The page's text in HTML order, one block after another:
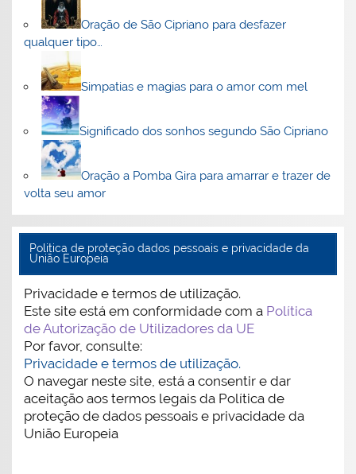
Oração de São Cipriano para desfazer
qualquer tipo…
Simpatias e magias para o amor com mel
Significado dos sonhos segundo São Cipriano
Oração a Pomba Gira para amarrar e trazer de
volta seu amor
Politica de proteção dados pessoais e privacidade da
União Europeia
Privacidade e termos de utilização.
Este site está em conformidade com a Política
de Autorização de Utilizadores da UE
Por favor, consulte:
Privacidade e termos de utilização.
O navegar neste site, está a consentir e dar
aceitação aos termos legais da Política de
proteção de dados pessoais e privacidade da
União Europeia